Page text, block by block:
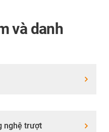
và danh
nghệ trượt